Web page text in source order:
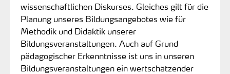
wissenschaftlichen Diskurses. Gleiches gilt für die
Planung unseres Bildungsangebotes wie für
Methodik und Didaktik unserer
Bildungsveranstaltungen. Auch auf Grund
pädagogischer Erkenntnisse ist uns in unseren
Bildungsveranstaltungen ein wertschätzender